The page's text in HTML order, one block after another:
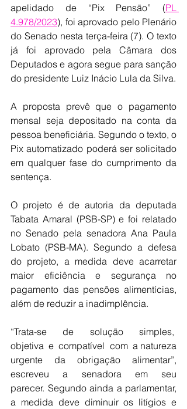
apelidado de “Pix Pensão” (PL
4.978/2023), foi aprovado pelo Plenário
do Senado nesta terça-feira (7). O texto
já foi aprovado pela Câmara dos
Deputados e agora segue para sanção
do presidente Luiz Inácio Lula da Silva.
A proposta prevê que o pagamento
mensal seja depositado na conta da
pessoa beneficiária. Segundo o texto, o
Pix automatizado poderá ser solicitado
em qualquer fase do cumprimento da
sentença.
O projeto é de autoria da deputada
Tabata Amaral (PSB-SP) e foi relatado
no Senado pela senadora Ana Paula
Lobato (PSB-MA). Segundo a defesa
do projeto, a medida deve acarretar
maior eficiência e segurança no
pagamento das pensões alimentícias,
além de reduzir a inadimplência.
“Trata-se  de  solução  simples,
objetiva  e  compatível  com  a natureza
urgente da obrigação alimentar”,
escreveu a senadora em seu
parecer. Segundo ainda a parlamentar,
a medida deve diminuir os litígios e